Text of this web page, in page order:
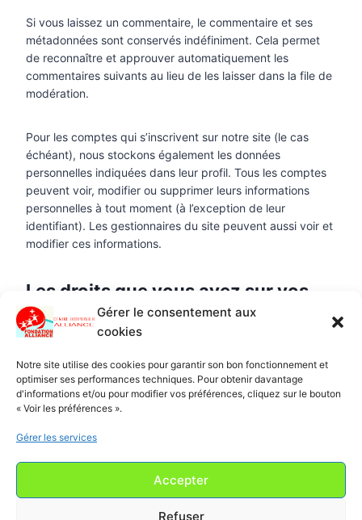
Gérer le consentement aux
cookies
Notre site utilise des cookies pour garantir son bon fonctionnement et
optimiser ses performances techniques. Pour obtenir davantage
d'informations et/ou pour modifier vos préférences, cliquez sur le bouton
« Voir les préférences ».
Gérer les services
Accepter
Refuser
Si vous laissez un commentaire, le commentaire et ses
métadonnées sont conservés indéfiniment. Cela permet
de reconnaître et approuver automatiquement les
commentaires suivants au lieu de les laisser dans la file de
modération.
Pour les comptes qui s’inscrivent sur notre site (le cas
échéant), nous stockons également les données
personnelles indiquées dans leur profil. Tous les comptes
peuvent voir, modifier ou supprimer leurs informations
personnelles à tout moment (à l’exception de leur
identifiant). Les gestionnaires du site peuvent aussi voir et
modifier ces informations.
Les droits que vous avez sur vos
données
commentaires sur le site, vous pouvez demander à
recevoir un fichier contenant toutes les données
personnelles que nous possédons à votre sujet, incluant
celles que vous nous avez fournies. Vous pouvez
également demander la suppression des données
légales ou pour des raisons de sécurité.